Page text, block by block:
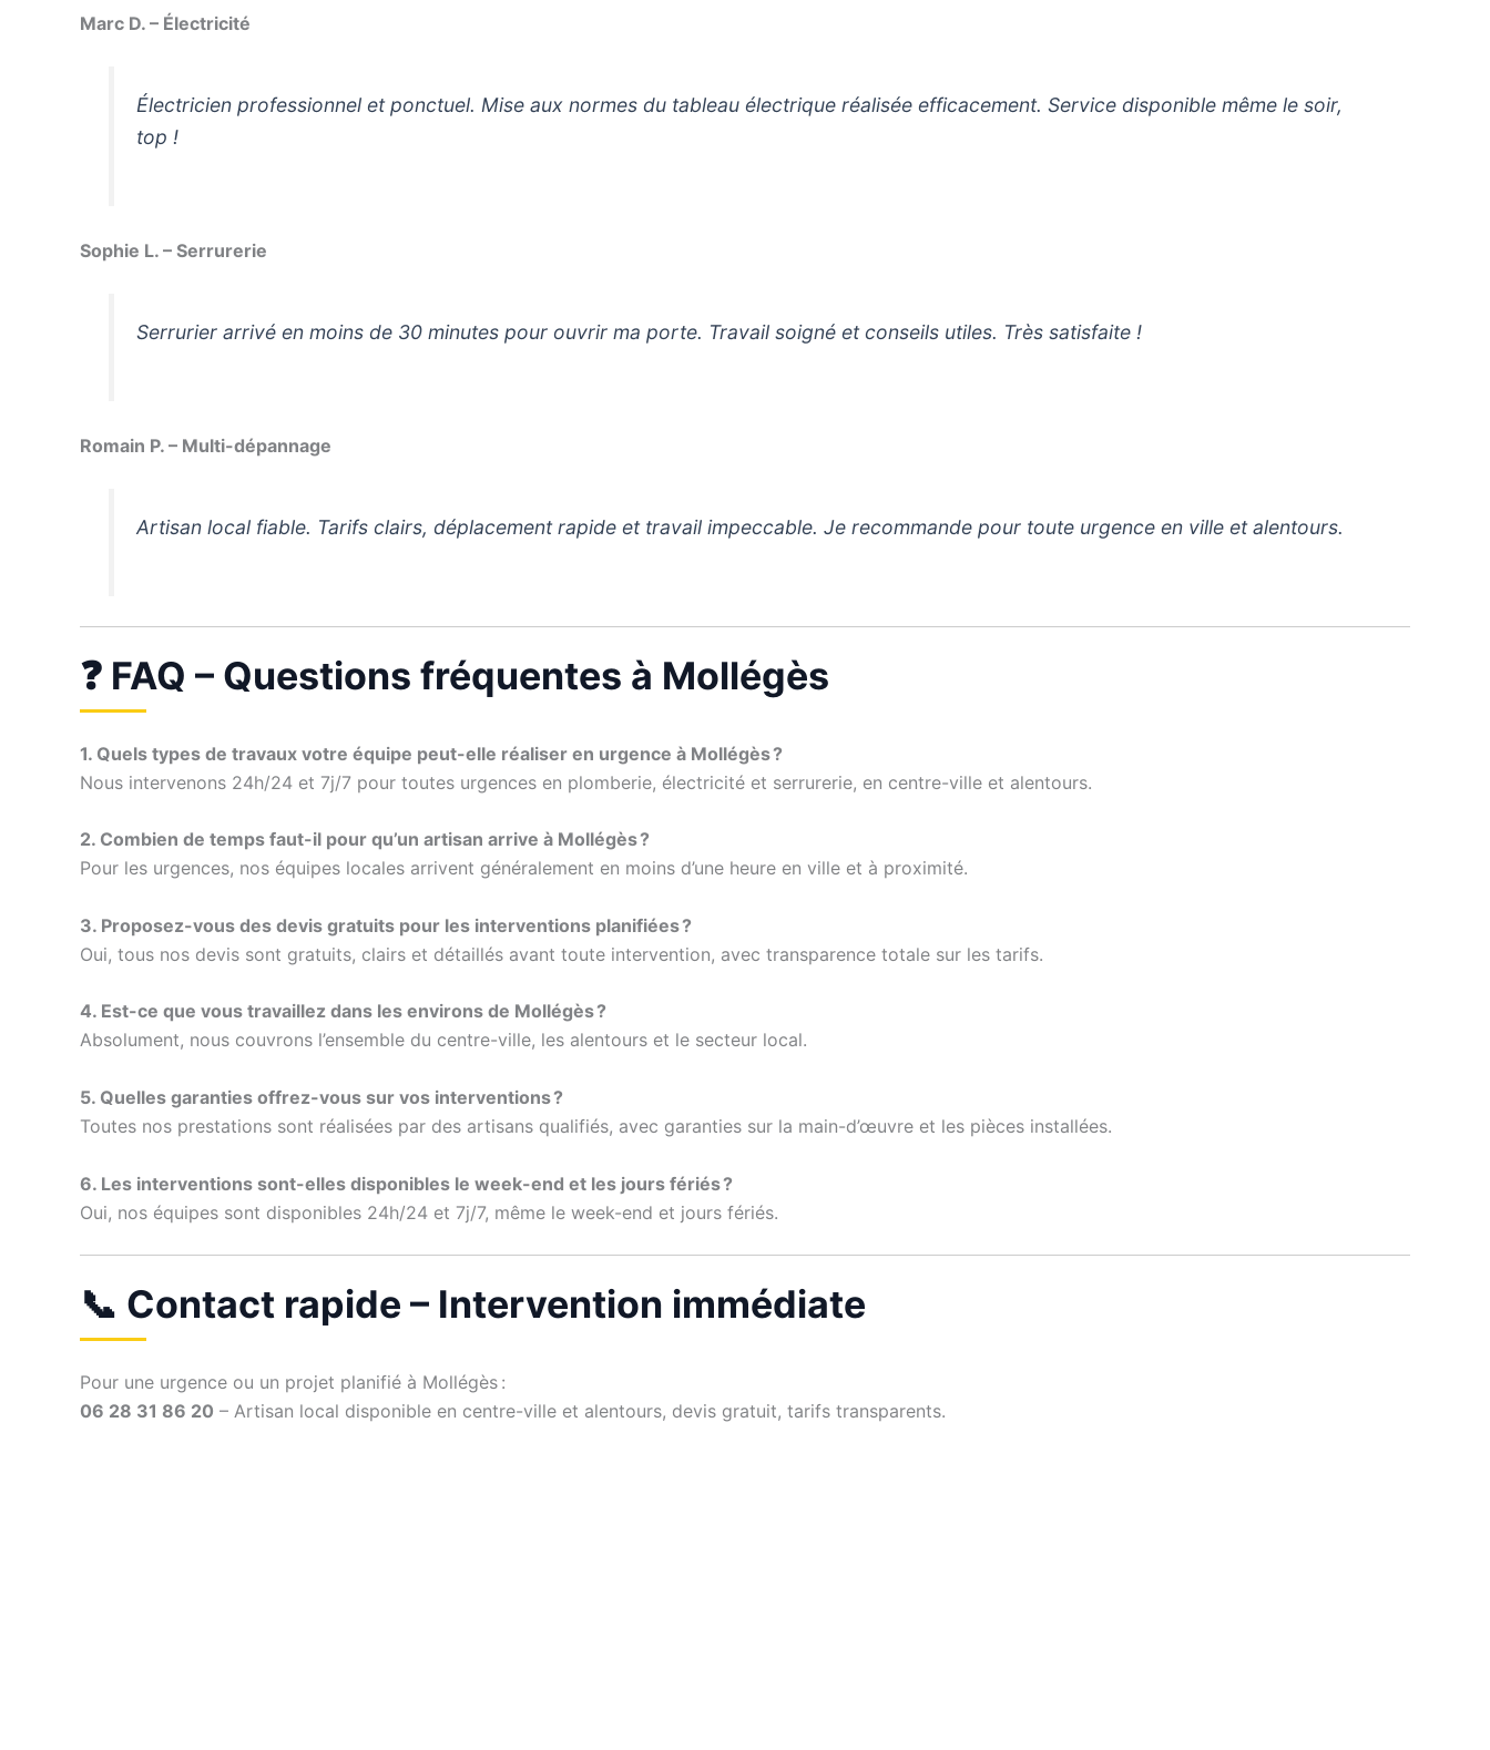
Marc D. – Électricité
Électricien professionnel et ponctuel. Mise aux normes du tableau électrique réalisée efficacement. Service disponible même le soir,
top !
Sophie L. – Serrurerie
Serrurier arrivé en moins de 30 minutes pour ouvrir ma porte. Travail soigné et conseils utiles. Très satisfaite !
Romain P. – Multi-dépannage
Artisan local fiable. Tarifs clairs, déplacement rapide et travail impeccable. Je recommande pour toute urgence en ville et alentours.
❓ FAQ – Questions fréquentes à Mollégès
1. Quels types de travaux votre équipe peut-elle réaliser en urgence à Mollégès ?
Nous intervenons 24h/24 et 7j/7 pour toutes urgences en plomberie, électricité et serrurerie, en centre-ville et alentours.
2. Combien de temps faut-il pour qu’un artisan arrive à Mollégès ?
Pour les urgences, nos équipes locales arrivent généralement en moins d’une heure en ville et à proximité.
3. Proposez-vous des devis gratuits pour les interventions planifiées ?
Oui, tous nos devis sont gratuits, clairs et détaillés avant toute intervention, avec transparence totale sur les tarifs.
4. Est-ce que vous travaillez dans les environs de Mollégès ?
Absolument, nous couvrons l’ensemble du centre-ville, les alentours et le secteur local.
5. Quelles garanties offrez-vous sur vos interventions ?
Toutes nos prestations sont réalisées par des artisans qualifiés, avec garanties sur la main-d’œuvre et les pièces installées.
6. Les interventions sont-elles disponibles le week-end et les jours fériés ?
Oui, nos équipes sont disponibles 24h/24 et 7j/7, même le week-end et jours fériés.
📞 Contact rapide – Intervention immédiate
Pour une urgence ou un projet planifié à Mollégès :
06 28 31 86 20 – Artisan local disponible en centre-ville et alentours, devis gratuit, tarifs transparents.